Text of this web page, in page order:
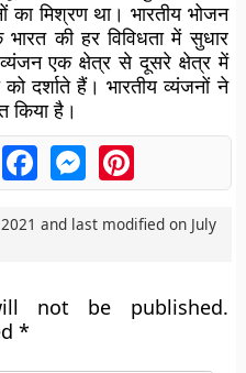
का मिश्रण था। भारतीय भोजन
की हर विविधता में सुधार
व्यंजन एक क्षेत्र से दूसरे क्षेत्र में
दर्शाते हैं। भारतीय व्यंजनों ने
किया है।
FacebookMessengerPinterest
and last modified on July
not be published.
*